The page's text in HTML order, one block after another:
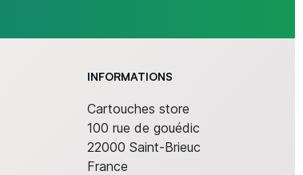
INFORMATIONS
Cartouches store
100 rue de gouédic
22000 Saint-Brieuc
France